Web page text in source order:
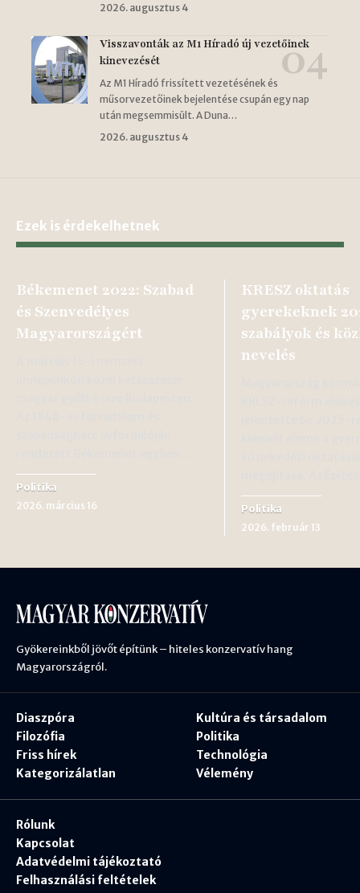
2026. augusztus 4
Visszavonták az M1 Híradó új vezetőinek
kinevezését
Az M1 Híradó frissített vezetésének és
műsorvezetőinek bejelentése csupán egy nap
után megsemmisült. A Duna…
2026. augusztus 4
Ezek is érdekelhetnek
Békemenet 2022: Szabad
és Szenvedélyes
Magyarországért
Politika
2026. március 16
KRESZ oktatás
gyerekeknek
szabályok és
nevelés
Politika
2026. február 13
Gyökereinkből jövőt építünk – hiteles konzervatív hang
Magyarországról.
Diaszpóra
Filozófia
Friss hírek
Kategorizálatlan
Kultúra és társadalom
Politika
Technológia
Vélemény
Rólunk
Kapcsolat
Adatvédelmi tájékoztató
Felhasználási feltételek